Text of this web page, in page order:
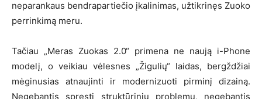
neparankaus bendrapartiečio įkalinimas, užtikrinęs Zuoko
perrinkimą meru.
Tačiau „Meras Zuokas 2.0“ primena ne naują i-Phone
modelį, o veikiau vėlesnes „Žigulių“ laidas, bergždžiai
mėginusias atnaujinti ir modernizuoti pirminį dizainą.
Negebantis spręsti struktūrinių problemų, negebantis